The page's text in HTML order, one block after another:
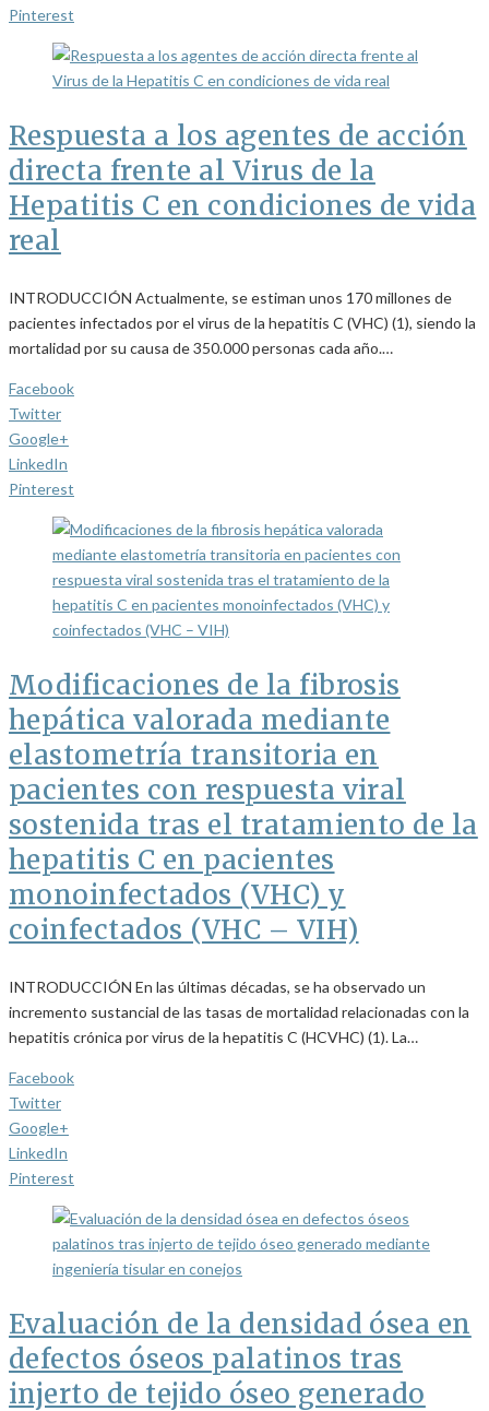
Pinterest
Respuesta a los agentes de acción
directa frente al Virus de la
Hepatitis C en condiciones de vida
real
INTRODUCCIÓN Actualmente, se estiman unos 170 millones de
pacientes infectados por el virus de la hepatitis C (VHC) (1), siendo la
mortalidad por su causa de 350.000 personas cada año.…
Facebook
Twitter
Google+
LinkedIn
Pinterest
Modificaciones de la fibrosis
hepática valorada mediante
elastometría transitoria en
pacientes con respuesta viral
sostenida tras el tratamiento de la
hepatitis C en pacientes
monoinfectados (VHC) y
coinfectados (VHC – VIH)
INTRODUCCIÓN En las últimas décadas, se ha observado un
incremento sustancial de las tasas de mortalidad relacionadas con la
hepatitis crónica por virus de la hepatitis C (HCVHC) (1). La…
Facebook
Twitter
Google+
LinkedIn
Pinterest
Evaluación de la densidad ósea en
defectos óseos palatinos tras
injerto de tejido óseo generado